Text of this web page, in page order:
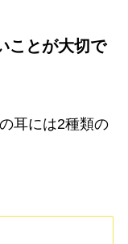
ことが大切で
耳には2種類の